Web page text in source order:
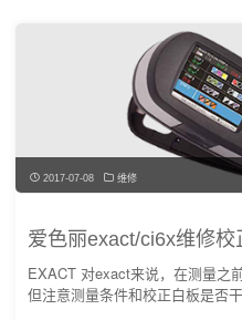
次
2017-07-08 维修
爱色丽exact/ci6x维修校
EXACT 对exact来说，在测量之
但注意测量条件和校正白板是